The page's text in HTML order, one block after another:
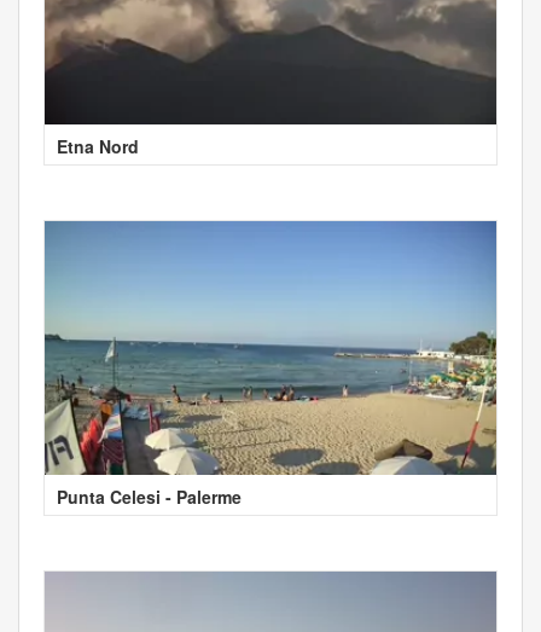
Etna Nord
Punta Celesi - Palerme